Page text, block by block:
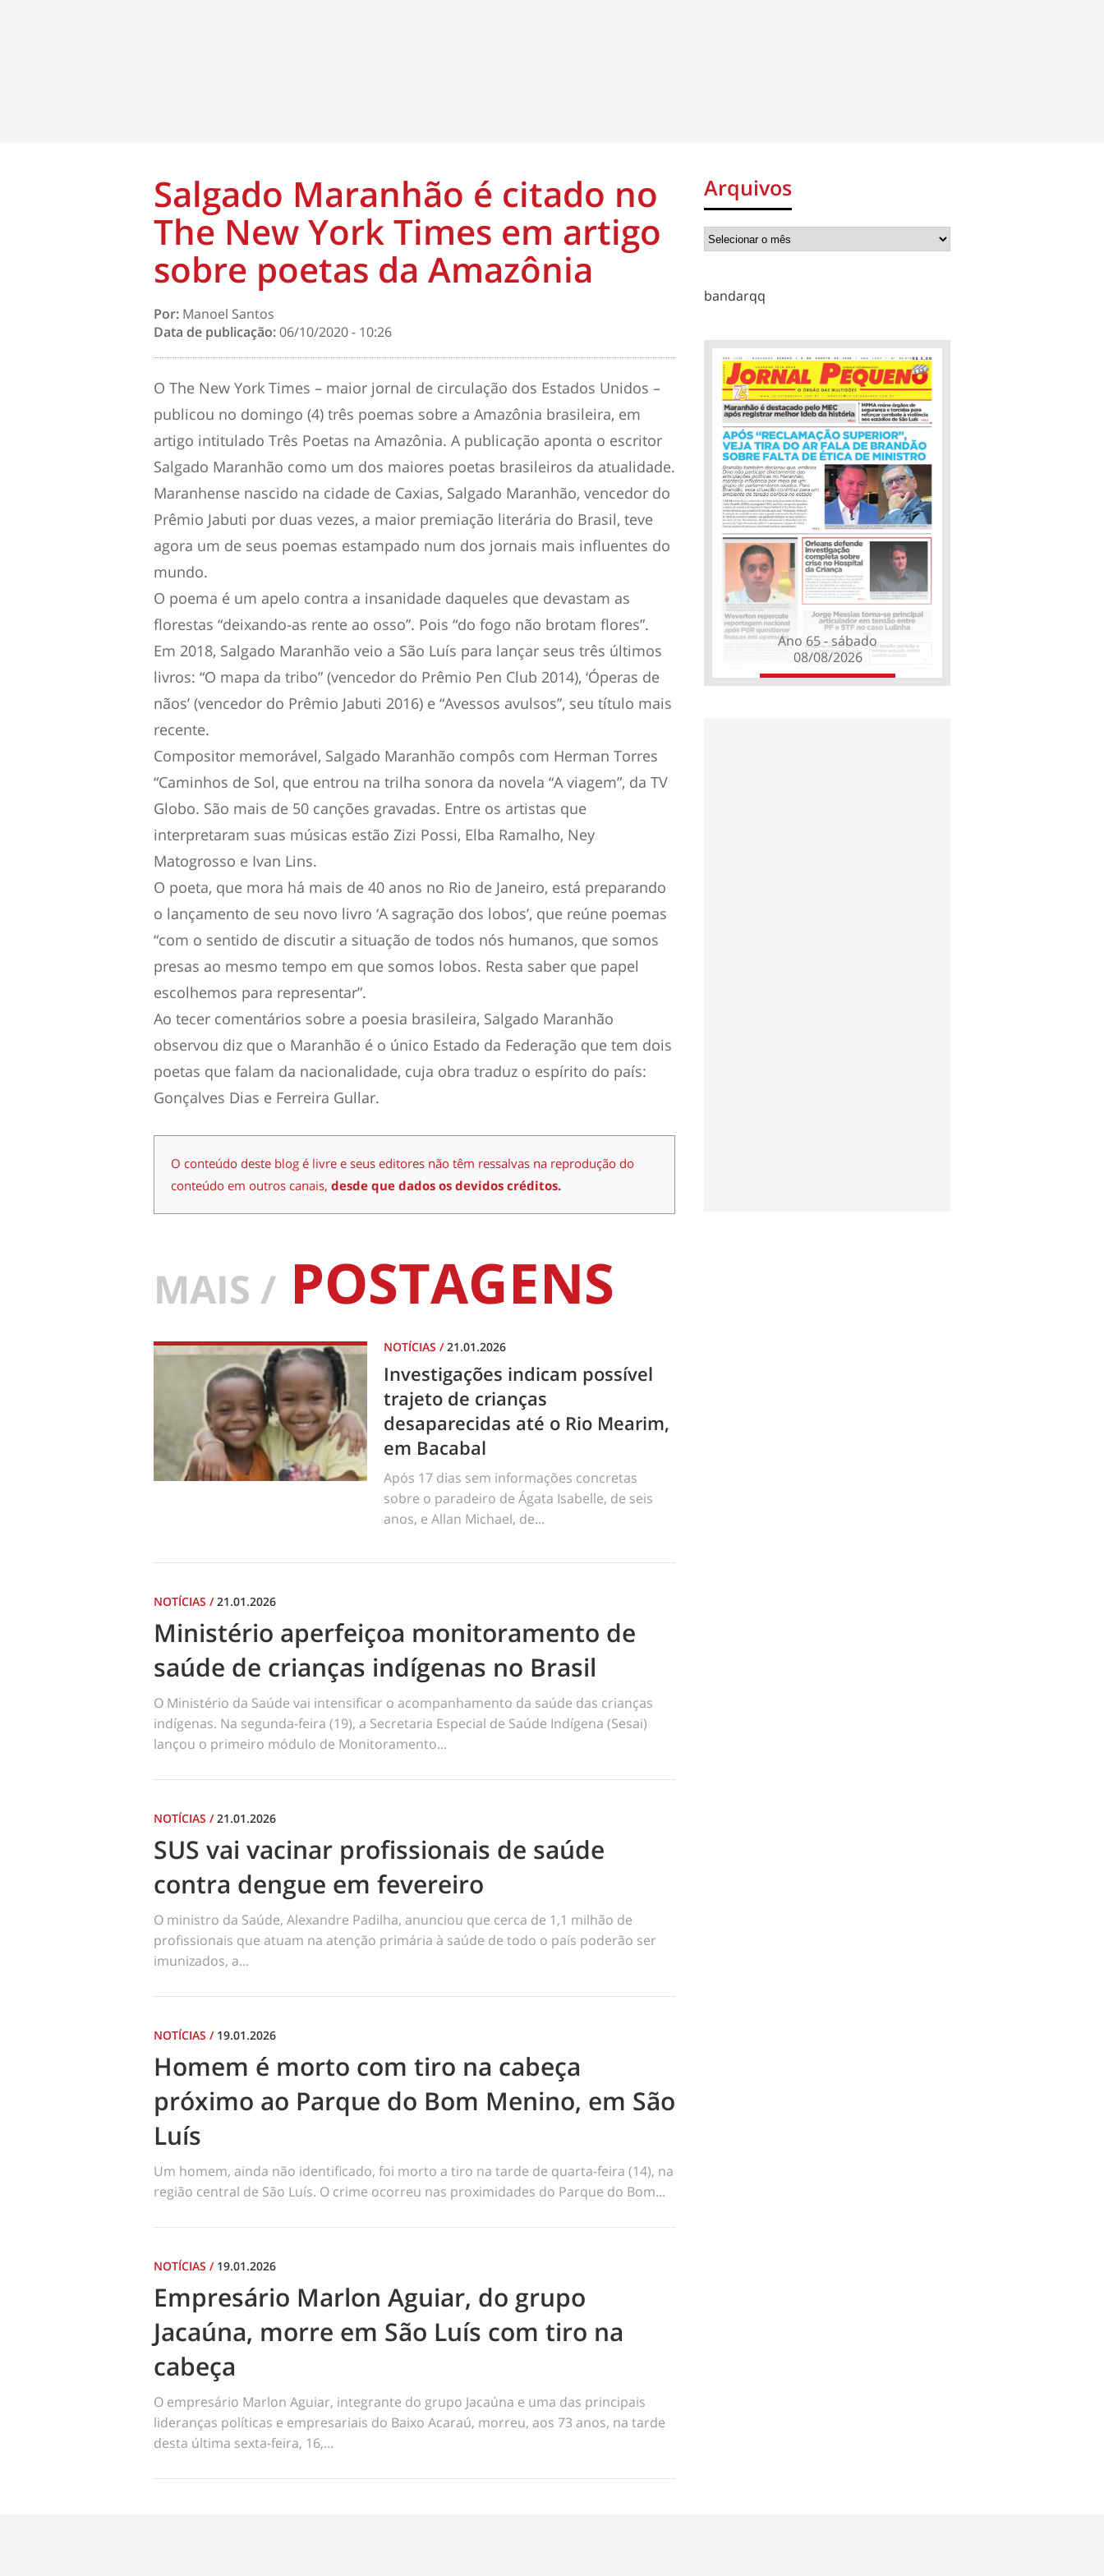
Salgado Maranhão é citado no
The New York Times em artigo
sobre poetas da Amazônia
Por: Manoel Santos
Data de publicação:06/10/2020 - 10:26
O The New York Times – maior jornal de circulação dos Estados Unidos –
publicou no domingo (4) três poemas sobre a Amazônia brasileira, em
artigo intitulado Três Poetas na Amazônia. A publicação aponta o escritor
Salgado Maranhão como um dos maiores poetas brasileiros da atualidade.
Maranhense nascido na cidade de Caxias, Salgado Maranhão, vencedor do
Prêmio Jabuti por duas vezes, a maior premiação literária do Brasil, teve
agora um de seus poemas estampado num dos jornais mais influentes do
mundo.
O poema é um apelo contra a insanidade daqueles que devastam as
florestas “deixando-as rente ao osso”. Pois “do fogo não brotam flores”.
Em 2018, Salgado Maranhão veio a São Luís para lançar seus três últimos
livros: “O mapa da tribo” (vencedor do Prêmio Pen Club 2014), ‘Óperas de
nãos’ (vencedor do Prêmio Jabuti 2016) e “Avessos avulsos”, seu título mais
recente.
Compositor memorável, Salgado Maranhão compôs com Herman Torres
“Caminhos de Sol, que entrou na trilha sonora da novela “A viagem”, da TV
Globo. São mais de 50 canções gravadas. Entre os artistas que
interpretaram suas músicas estão Zizi Possi, Elba Ramalho, Ney
Matogrosso e Ivan Lins.
O poeta, que mora há mais de 40 anos no Rio de Janeiro, está preparando
o lançamento de seu novo livro ‘A sagração dos lobos’, que reúne poemas
“com o sentido de discutir a situação de todos nós humanos, que somos
presas ao mesmo tempo em que somos lobos. Resta saber que papel
escolhemos para representar”.
Ao tecer comentários sobre a poesia brasileira, Salgado Maranhão
observou diz que o Maranhão é o único Estado da Federação que tem dois
poetas que falam da nacionalidade, cuja obra traduz o espírito do país:
Gonçalves Dias e Ferreira Gullar.
O conteúdo deste blog é livre e seus editores não têm ressalvas na reprodução do
conteúdo em outros canais, desde que dados os devidos créditos.
MAIS / POSTAGENS
NOTÍCIAS /21.01.2026
Investigações indicam possível
trajeto de crianças
desaparecidas até o Rio Mearim,
em Bacabal
Após 17 dias sem informações concretas
sobre o paradeiro de Ágata Isabelle, de seis
anos, e Allan Michael, de...
NOTÍCIAS /21.01.2026
Ministério aperfeiçoa monitoramento de
saúde de crianças indígenas no Brasil
O Ministério da Saúde vai intensificar o acompanhamento da saúde das crianças
indígenas. Na segunda-feira (19), a Secretaria Especial de Saúde Indígena (Sesai)
lançou o primeiro módulo de Monitoramento...
NOTÍCIAS /21.01.2026
SUS vai vacinar profissionais de saúde
contra dengue em fevereiro
O ministro da Saúde, Alexandre Padilha, anunciou que cerca de 1,1 milhão de
profissionais que atuam na atenção primária à saúde de todo o país poderão ser
imunizados, a...
NOTÍCIAS / 19.01.2026
Homem é morto com tiro na cabeça
próximo ao Parque do Bom Menino, em São
Luís
Um homem, ainda não identificado, foi morto a tiro na tarde de quarta-feira (14), na
região central de São Luís. O crime ocorreu nas proximidades do Parque do Bom...
NOTÍCIAS / 19.01.2026
Empresário Marlon Aguiar, do grupo
Jacaúna, morre em São Luís com tiro na
cabeça
O empresário Marlon Aguiar, integrante do grupo Jacaúna e uma das principais
lideranças políticas e empresariais do Baixo Acaraú, morreu, aos 73 anos, na tarde
desta última sexta-feira, 16,...
Arquivos
bandarqq
Ano 65 - sábado
08/08/2026